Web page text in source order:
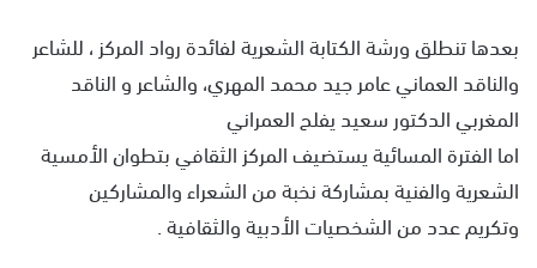
بعدها تنطلق ورشة الكتابة الشعرية لفائدة رواد المركز ، للشاعر
والناقد العماني عامر جيد محمد المهري، والشاعر و الناقد
المغربي الدكتور سعيد يفلح العمراني
اما الفترة المسائية يستضيف المركز الثقافي بتطوان الأمسية
الشعرية والفنية بمشاركة نخبة من الشعراء والمشاركين
وتكريم عدد من الشخصيات الأدبية والثقافية .